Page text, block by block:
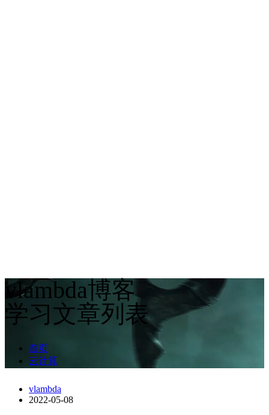
vlambda博客
学习文章列表
首页
云计算
vlambda
2022-05-08